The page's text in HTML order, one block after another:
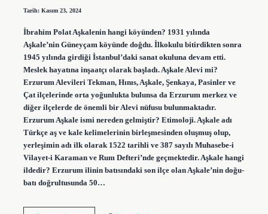
Tarih: Kasım 23, 2024
İbrahim Polat Aşkalenin hangi köyünden? 1931 yılında
Aşkale’nin Güneyçam köyünde doğdu. İlkokulu bitirdikten sonra
1945 yılında girdiği İstanbul’daki sanat okuluna devam etti.
Meslek hayatına inşaatçı olarak başladı. Aşkale Alevi mi?
Erzurum Alevileri Tekman, Hınıs, Aşkale, Şenkaya, Pasinler ve
Çat ilçelerinde orta yoğunlukta bulunsa da Erzurum merkez ve
diğer ilçelerde de önemli bir Alevi nüfusu bulunmaktadır.
Erzurum Aşkale ismi nereden gelmiştir? Etimoloji. Aşkale adı
Türkçe aş ve kale kelimelerinin birleşmesinden oluşmuş olup,
yerleşimin adı ilk olarak 1522 tarihli ve 387 sayılı Muhasebe-i
Vilayet-i Karaman ve Rum Defteri’nde geçmektedir. Aşkale hangi
ildedir? Erzurum ilinin batısındaki son ilçe olan Aşkale’nin doğu-
batı doğrultusunda 50…